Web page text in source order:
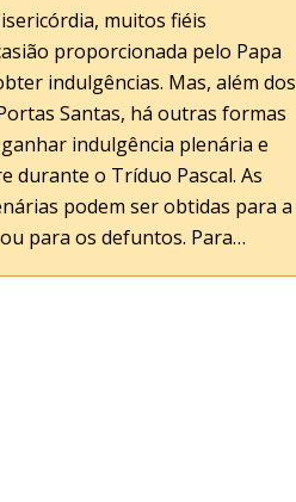
muitos fiéis
proporcionada pelo Papa
indulgências. Mas, além dos
Santas, há outras formas
indulgência plenária e
durante o Tríduo Pascal. As
podem ser obtidas para a
para os defuntos. Para…